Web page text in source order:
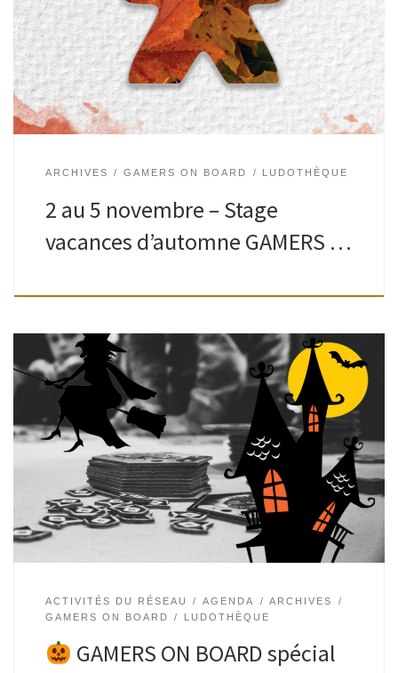
explorer les différentes mécaniques de jeux. Deck-building,
draft, pose d’ouvriers, tout cela n’aura plus de secret pour
vous ! Pour […]
ARCHIVES GAMERS ON BOARD LUDOTHÈQUE
2 au 5 novembre – Stage
vacances d’automne GAMERS …
Marre des jeux pour enfants ? Envie de plus de défis ? Deux
samedis par mois venez vous défier autour d’une sélection
de jeux pour les plus grands afin de […]
ACTIVITÉS DU RÉSEAU AGENDA
ARCHIVES
GAMERS ON BOARD
LUDOTHÈQUE
GAMERS ON BOARD spécial